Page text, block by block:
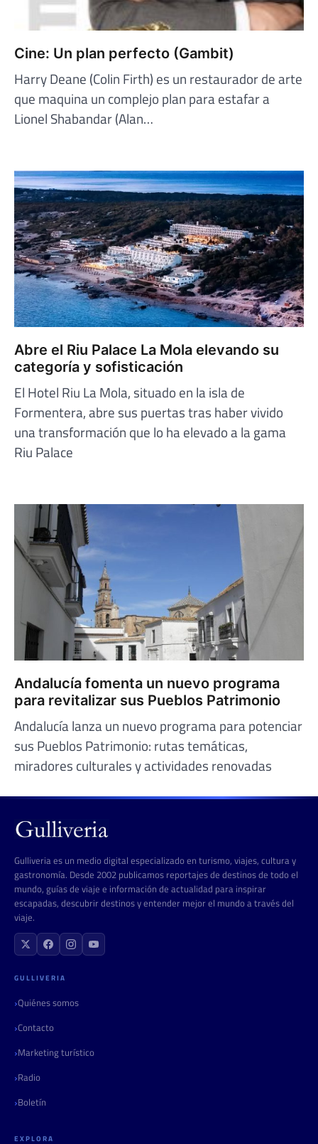
Cine: Un plan perfecto (Gambit)
Harry Deane (Colin Firth) es un restaurador de arte
que maquina un complejo plan para estafar a
Lionel Shabandar (Alan…
Abre el Riu Palace La Mola elevando su
categoría y sofisticación
El Hotel Riu La Mola, situado en la isla de
Formentera, abre sus puertas tras haber vivido
una transformación que lo ha elevado a la gama
Riu Palace
Andalucía fomenta un nuevo programa
para revitalizar sus Pueblos Patrimonio
Andalucía lanza un nuevo programa para potenciar
sus Pueblos Patrimonio: rutas temáticas,
miradores culturales y actividades renovadas
Gulliveria es un medio digital especializado en turismo, viajes, cultura y
gastronomía. Desde 2002 publicamos reportajes de destinos de todo el
mundo, guías de viaje e información de actualidad para inspirar
escapadas, descubrir destinos y entender mejor el mundo a través del
viaje.
GULLIVERIA
Quiénes somos
Contacto
Marketing turístico
Radio
Boletín
EXPLORA